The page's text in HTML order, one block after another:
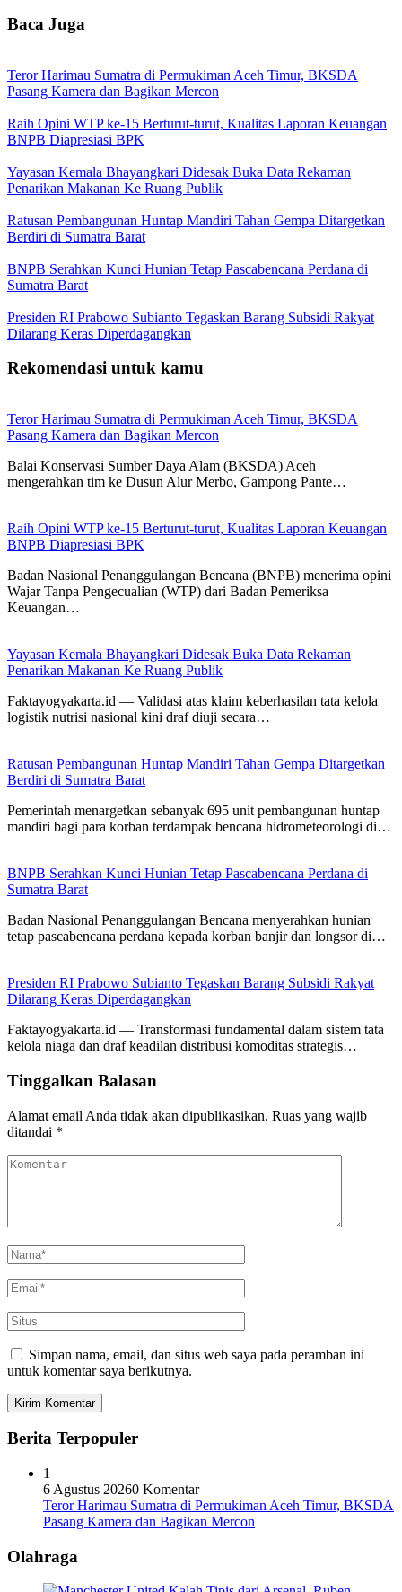
Baca Juga
Teror Harimau Sumatra di Permukiman Aceh Timur, BKSDA
Pasang Kamera dan Bagikan Mercon
Raih Opini WTP ke-15 Berturut-turut, Kualitas Laporan Keuangan
BNPB Diapresiasi BPK
Yayasan Kemala Bhayangkari Didesak Buka Data Rekaman
Penarikan Makanan Ke Ruang Publik
Ratusan Pembangunan Huntap Mandiri Tahan Gempa Ditargetkan
Berdiri di Sumatra Barat
BNPB Serahkan Kunci Hunian Tetap Pascabencana Perdana di
Sumatra Barat
Presiden RI Prabowo Subianto Tegaskan Barang Subsidi Rakyat
Dilarang Keras Diperdagangkan
Rekomendasi untuk kamu
Teror Harimau Sumatra di Permukiman Aceh Timur, BKSDA
Pasang Kamera dan Bagikan Mercon
Balai Konservasi Sumber Daya Alam (BKSDA) Aceh
mengerahkan tim ke Dusun Alur Merbo, Gampong Pante…
Raih Opini WTP ke-15 Berturut-turut, Kualitas Laporan Keuangan
BNPB Diapresiasi BPK
Badan Nasional Penanggulangan Bencana (BNPB) menerima opini
Wajar Tanpa Pengecualian (WTP) dari Badan Pemeriksa
Keuangan…
Yayasan Kemala Bhayangkari Didesak Buka Data Rekaman
Penarikan Makanan Ke Ruang Publik
Faktayogyakarta.id — Validasi atas klaim keberhasilan tata kelola
logistik nutrisi nasional kini draf diuji secara…
Ratusan Pembangunan Huntap Mandiri Tahan Gempa Ditargetkan
Berdiri di Sumatra Barat
Pemerintah menargetkan sebanyak 695 unit pembangunan huntap
mandiri bagi para korban terdampak bencana hidrometeorologi di…
BNPB Serahkan Kunci Hunian Tetap Pascabencana Perdana di
Sumatra Barat
Badan Nasional Penanggulangan Bencana menyerahkan hunian
tetap pascabencana perdana kepada korban banjir dan longsor di…
Presiden RI Prabowo Subianto Tegaskan Barang Subsidi Rakyat
Dilarang Keras Diperdagangkan
Faktayogyakarta.id — Transformasi fundamental dalam sistem tata
kelola niaga dan draf keadilan distribusi komoditas strategis…
Tinggalkan Balasan
Alamat email Anda tidak akan dipublikasikan. Ruas yang wajib
ditandai *
Simpan nama, email, dan situs web saya pada peramban ini
untuk komentar saya berikutnya.
Berita Terpopuler
1
6 Agustus 20260 Komentar
Teror Harimau Sumatra di Permukiman Aceh Timur, BKSDA
Pasang Kamera dan Bagikan Mercon
Olahraga